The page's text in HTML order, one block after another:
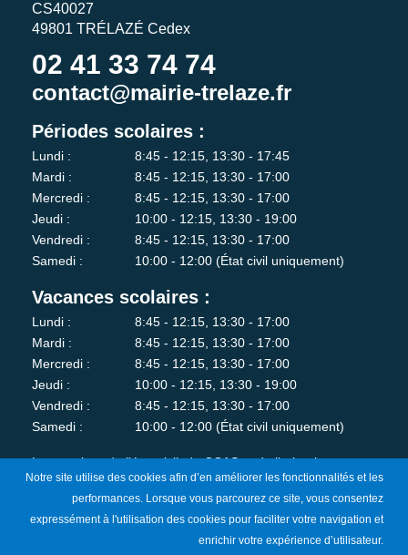
CS40027
49801 TRÉLAZÉ Cedex
02 41 33 74 74
contact@mairie-trelaze.fr
Périodes scolaires :
Lundi :
8:45 - 12:15, 13:30 - 17:45
Mardi :
8:45 - 12:15, 13:30 - 17:00
Mercredi :
8:45 - 12:15, 13:30 - 17:00
Jeudi :
10:00 - 12:15, 13:30 - 19:00
Vendredi :
8:45 - 12:15, 13:30 - 17:00
Samedi :
10:00 - 12:00 (État civil uniquement)
Vacances scolaires :
Lundi :
8:45 - 12:15, 13:30 - 17:00
Mardi :
8:45 - 12:15, 13:30 - 17:00
Mercredi :
8:45 - 12:15, 13:30 - 17:00
Jeudi :
10:00 - 12:15, 13:30 - 19:00
Vendredi :
8:45 - 12:15, 13:30 - 17:00
Samedi :
10:00 - 12:00 (État civil uniquement)
Les services de l'état-civil, du CCAS et de l'urbanisme sont
fermés au public le lundi matin.
Je m'abonne à la newsletter
Notre site utilise des cookies afin d’en améliorer les fonctionnalités et les
performances. Lorsque vous parcourez ce site, vous consentez
expressément à l'utilisation des cookies pour faciliter votre navigation et
enrichir votre expérience d’utilisateur.